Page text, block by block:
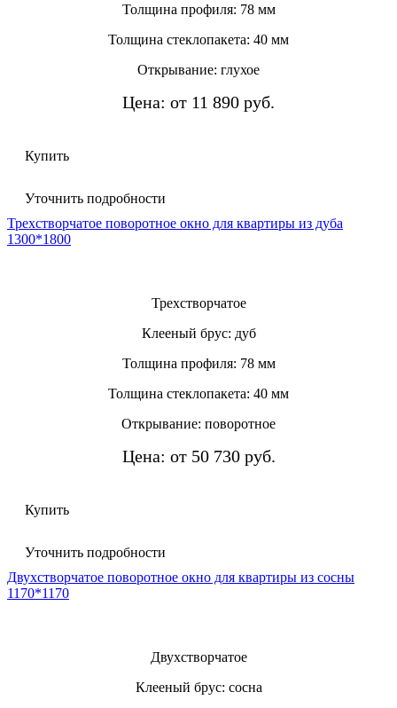
Толщина профиля: 78 мм
Толщина стеклопакета: 40 мм
Открывание: глухое
Цена: от 11 890 руб.
Купить
Уточнить подробности
Трехстворчатое поворотное окно для квартиры из дуба
1300*1800
Трехстворчатое
Клееный брус: дуб
Толщина профиля: 78 мм
Толщина стеклопакета: 40 мм
Открывание: поворотное
Цена: от 50 730 руб.
Купить
Уточнить подробности
Двухстворчатое поворотное окно для квартиры из сосны
1170*1170
Двухстворчатое
Клееный брус: сосна